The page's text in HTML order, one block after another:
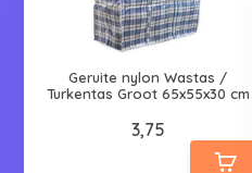
Geruite nylon Wastas /
Turkentas Groot 65x55x30 cm
3,75